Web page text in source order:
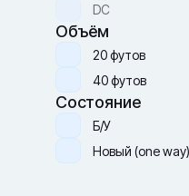
DC
Объём
20 футов
40 футов
Состояние
Б/У
Новый (one way)